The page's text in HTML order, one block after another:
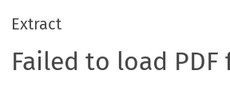
Extract
Failed to load PDF